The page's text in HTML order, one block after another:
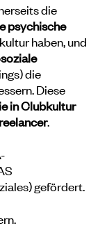
die
psychische
haben, und
die
Diese
in Clubkultur
.
gefördert.